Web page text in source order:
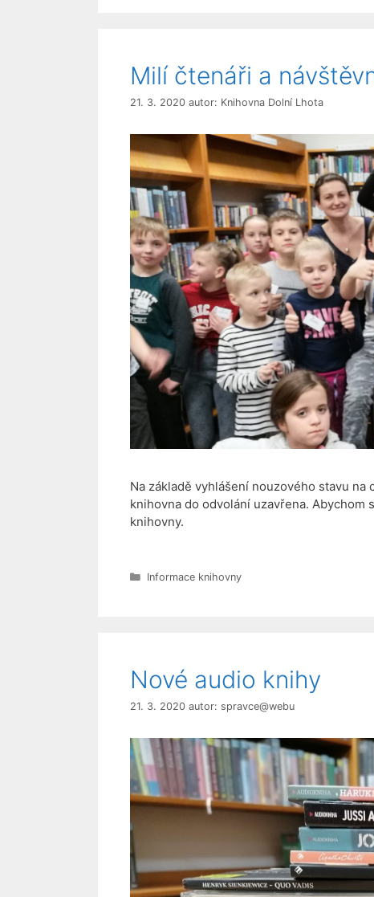
Milí čtenáři a
21. 3. 2020 autor: Knihovna Dolní Lhota
Na základě vyhlášení nouzového stavu
knihovna do odvolání uzavřena.
knihovny.
Rubriky
Informace knihovny
Nové audio knihy
21. 3. 2020 autor: spravce@webu